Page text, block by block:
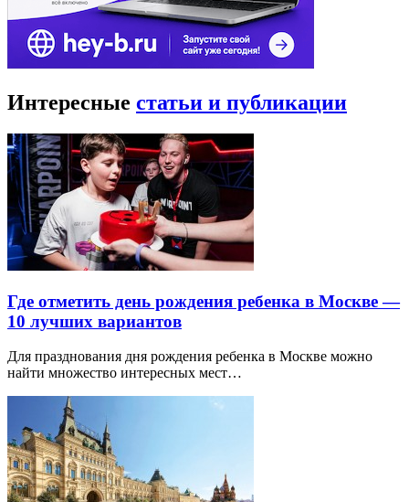
Интересные статьи и публикации
Где отметить день рождения ребенка в Москве —
10 лучших вариантов
Для празднования дня рождения ребенка в Москве можно
найти множество интересных мест…